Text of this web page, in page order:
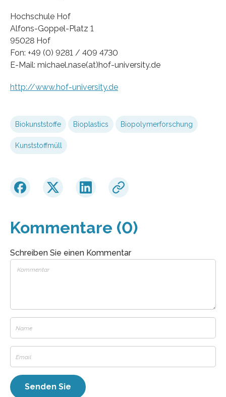
Hochschule Hof
Alfons-Goppel-Platz 1
95028 Hof
Fon: +49 (0) 9281 / 409 4730
E-Mail: michael.nase(at)hof-university.de
http://www.hof-university.de
Biokunststoffe Bioplastics Biopolymerforschung
Kunststoffmüll
Kommentare (0)
Schreiben Sie einen Kommentar